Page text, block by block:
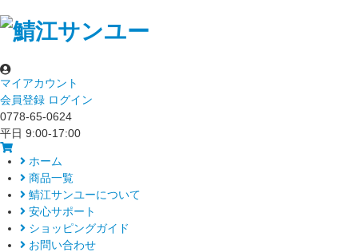
マイアカウント
会員登録 ログイン
0778-65-0624
平日 9:00-17:00
ホーム
商品一覧
鯖江サンユーについて
安心サポート
ショッピングガイド
お問い合わせ